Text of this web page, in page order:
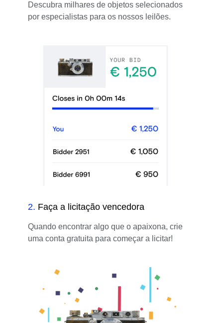
Descubra milhares de objetos selecionados
por especialistas para os nossos leilões.
2. Faça a licitação vencedora
Quando encontrar algo que o apaixona, crie
uma conta gratuita para começar a licitar!